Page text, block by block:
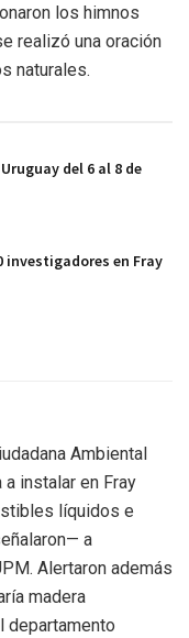
los himnos
realizó una oración
naturales.
del 6 al 8 de
investigadores en Fray
Ambiental
instalar en Fray
líquidos e
a
Alertaron además
madera
departamento